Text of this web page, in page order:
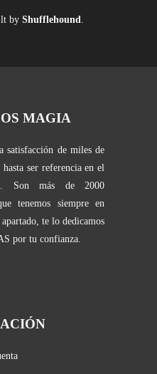
by Shufflehound
MAGIA
satisfacción de miles de
ser referencia en el
Son más de 2000
tenemos siempre en
te lo dedicamos
por tu confianza.